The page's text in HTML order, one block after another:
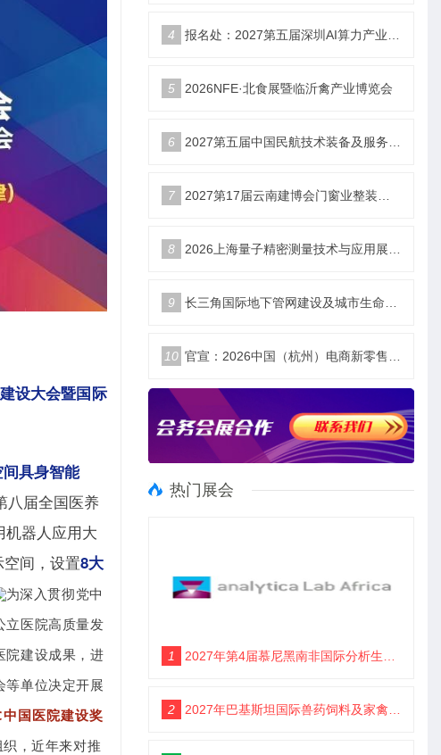
设大会暨国际
具身智能
八届全国医养
机器人应用大
空间，设置8大
为深入贯彻党中
立医院高质量发
院建设成果，进
等单位决定开展
国医院建设奖
，近年来对推
4 报名处：2027第五届深圳AI算力产业大会暨展览会
5 2026NFE·北食展暨临沂禽产业博览会
6 2027第五届中国民航技术装备及服务展_北京站
7 2027第17届云南建博会门窗业整装定制智能家居卫浴建材展会
8 2026上海量子精密测量技术与应用展将于11月10日开幕！
9 长三角国际地下管网建设及城市生命安全线展览会
10 官宣：2026中国（杭州）电商新零售品牌博览会
热门展会
1 2027年第4届慕尼黑南非国际分析生化博览会 （analytica Lab Africa 2027）
2 2027年巴基斯坦国际兽药饲料及家禽博览会